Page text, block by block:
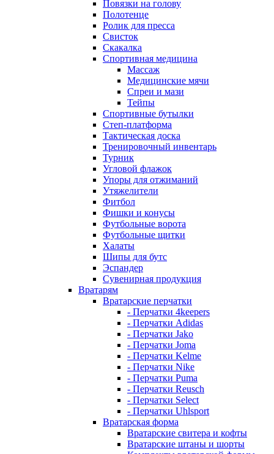
Повязки на голову
Полотенце
Ролик для пресса
Свисток
Скакалка
Спортивная медицина
Массаж
Медицинские мячи
Спреи и мази
Тейпы
Спортивные бутылки
Степ-платформа
Тактическая доска
Тренировочный инвентарь
Турник
Угловой флажок
Упоры для отжиманий
Утяжелители
Фитбол
Фишки и конусы
Футбольные ворота
Футбольные щитки
Халаты
Шипы для бутс
Эспандер
Сувенирная продукция
Вратарям
Вратарские перчатки
- Перчатки 4keepers
- Перчатки Adidas
- Перчатки Jako
- Перчатки Joma
- Перчатки Kelme
- Перчатки Nike
- Перчатки Puma
- Перчатки Reusch
- Перчатки Select
- Перчатки Uhlsport
Вратарская форма
Вратарские свитера и кофты
Вратарские штаны и шорты